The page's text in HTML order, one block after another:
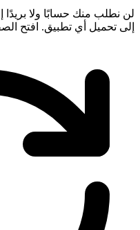
لن نطلب منك حسابًا ولا بريدًا
إلى تحميل أي تطبيق. افتح